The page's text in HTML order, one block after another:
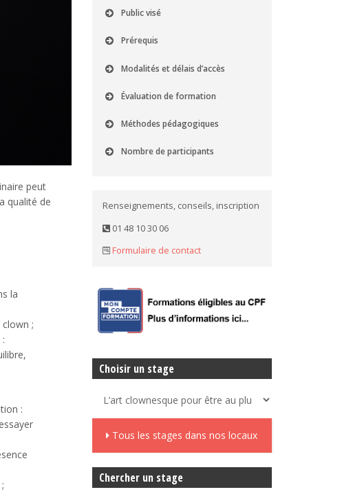
peut
qualité de
la
;
:
Public visé
Prérequis
Modalités et délais d’accès
Évaluation de formation
Méthodes pédagogiques
Nombre de participants
Renseignements, conseils, inscription
01 48 10 30 06
Formulaire de contact
Choisir un stage
Tous les stages dans nos locaux
Chercher un stage